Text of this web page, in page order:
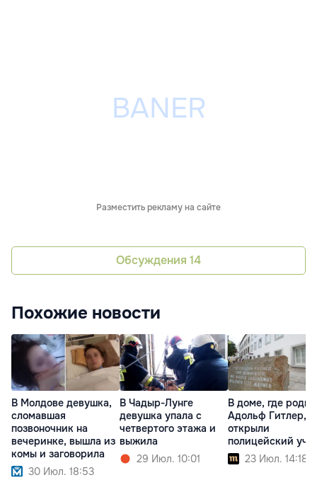
Разместить рекламу на сайте
Обсуждения 14
Похожие новости
В Молдове девушка,
сломавшая
позвоночник на
вечеринке, вышла из
комы и заговорила
30 Июл. 18:53
В Чадыр-Лунге
девушка упала с
четвертого этажа и
выжила
29 Июл. 10:01
В доме, где
Адольф Гитлер,
открыли
полицейский
23 Июл. 14:18